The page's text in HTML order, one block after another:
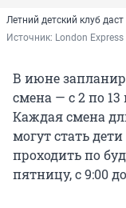
Летний детский клуб
Источник: London Express
В июне
смена — с 2 по
Каждая смена
могут стать
проходить по
пятницу, с 9:00